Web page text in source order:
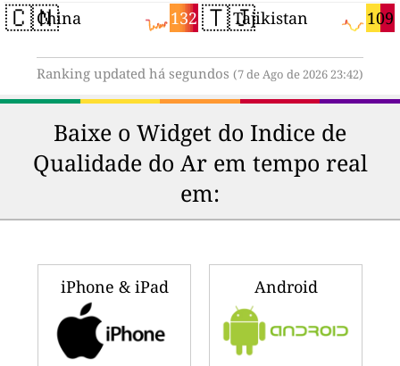
🇨🇳 132
China 🇹🇯 109
Tajikistan
Ranking updated há segundos (7 de Ago de 2026 23:42)
Baixe o Widget do Indice de
Qualidade do Ar em tempo real
em:
iPhone & iPad Android